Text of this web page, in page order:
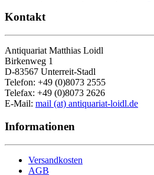
Kontakt
Antiquariat Matthias Loidl
Birkenweg 1
D-83567 Unterreit-Stadl
Telefon: +49 (0)8073 2555
Telefax: +49 (0)8073 2626
E-Mail: mail (at) antiquariat-loidl.de
Informationen
Versandkosten
AGB